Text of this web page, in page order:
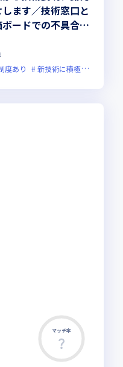
ます／技術窓口と
ードでの不具合検
度あり 新技術に積極的
マッチ率